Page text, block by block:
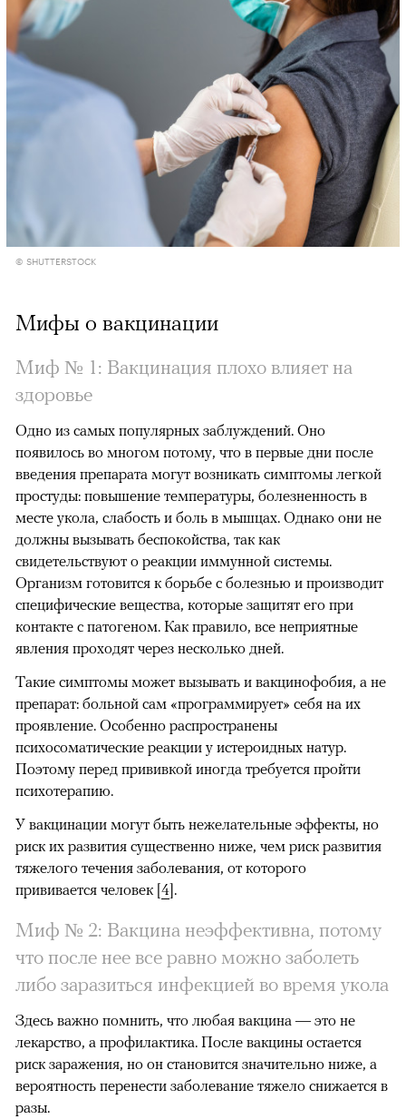
© SHUTTERSTOCK
Мифы о вакцинации
Миф № 1: Вакцинация плохо влияет на
здоровье
Одно из самых популярных заблуждений. Оно
появилось во многом потому, что в первые дни после
введения препарата могут возникать симптомы легкой
простуды: повышение температуры, болезненность в
месте укола, слабость и боль в мышцах. Однако они не
должны вызывать беспокойства, так как
свидетельствуют о реакции иммунной системы.
Организм готовится к борьбе с болезнью и производит
специфические вещества, которые защитят его при
контакте с патогеном. Как правило, все неприятные
явления проходят через несколько дней.
Такие симптомы может вызывать и вакцинофобия, а не
препарат: больной сам «программирует» себя на их
проявление. Особенно распространены
психосоматические реакции у истероидных натур.
Поэтому перед прививкой иногда требуется пройти
психотерапию.
У вакцинации могут быть нежелательные эффекты, но
риск их развития существенно ниже, чем риск развития
тяжелого течения заболевания, от которого
прививается человек [4].
Миф № 2: Вакцина неэффективна, потому
что после нее все равно можно заболеть
либо заразиться инфекцией во время укола
Здесь важно помнить, что любая вакцина — это не
лекарство, а профилактика. После вакцины остается
риск заражения, но он становится значительно ниже, а
вероятность перенести заболевание тяжело снижается в
разы.